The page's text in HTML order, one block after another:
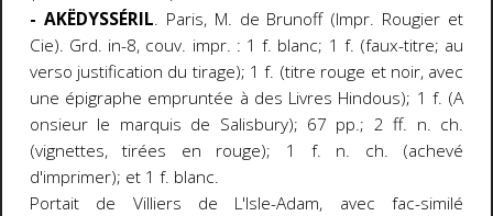
- AKËDYSSÉRIL. Paris, M. de Brunoff (Impr. Rougier et
Cie). Grd. in-8, couv. impr. : 1 f. blanc; 1 f. (faux-titre; au
verso justification du tirage); 1 f. (titre rouge et noir, avec
une épigraphe empruntée à des Livres Hindous); 1 f. (A
onsieur le marquis de Salisbury); 67 pp.; 2 ff. n. ch.
(vignettes, tirées en rouge); 1 f. n. ch. (achevé
d'imprimer); et 1 f. blanc.
Portait de Villiers de L'Isle-Adam, avec fac-similé